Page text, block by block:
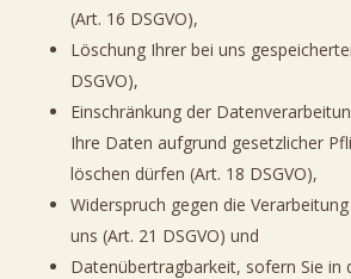
(Art. 16 DSGVO),
Löschung Ihrer bei uns
DSGVO),
Einschränkung der
Ihre Daten aufgrund gesetzlicher
löschen dürfen (Art. 18 DSGVO),
Widerspruch gegen die
uns (Art. 21 DSGVO) und
Datenübertragbarkeit, sofern Sie in